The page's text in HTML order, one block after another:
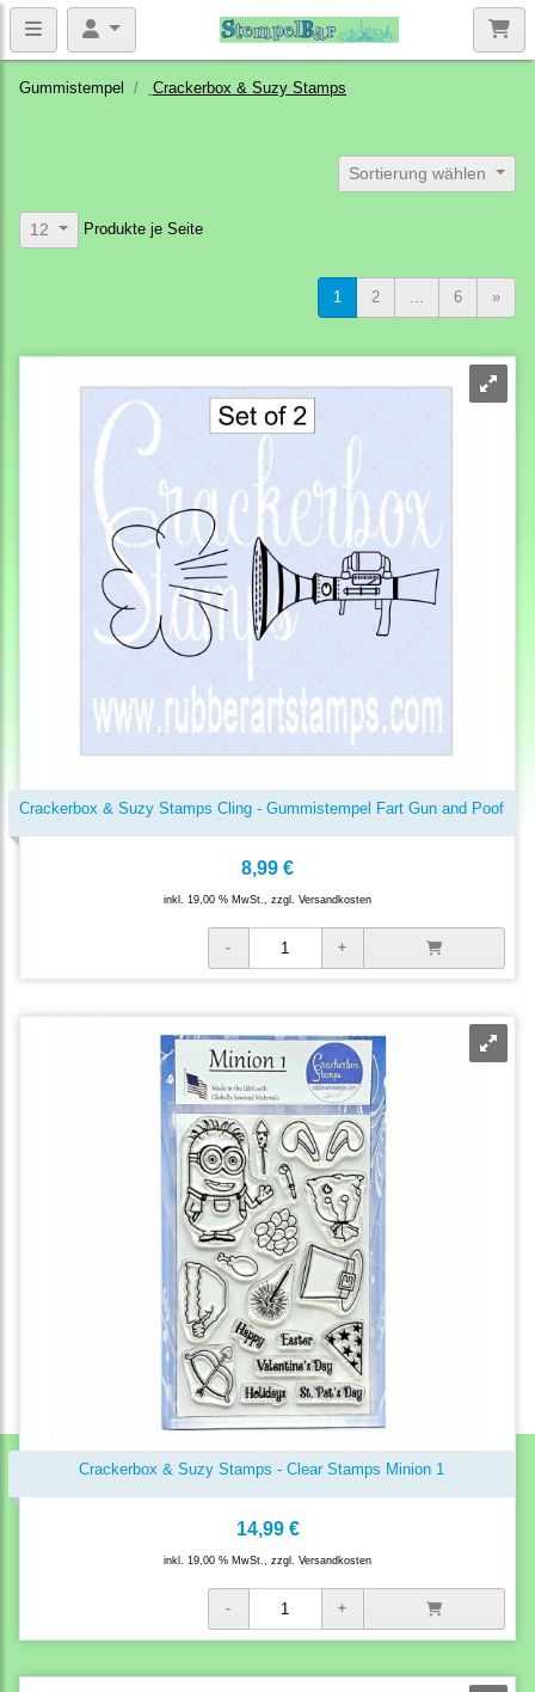
Gummistempel Crackerbox & Suzy Stamps
Sortierung wählen
12 Produkte je Seite
1 2 ... 6 »
Crackerbox & Suzy Stamps Cling - Gummistempel Fart Gun and Poof
8,99 €
inkl. 19,00 % MwSt., zzgl. Versandkosten
Crackerbox & Suzy Stamps - Clear Stamps Minion 1
14,99 €
inkl. 19,00 % MwSt., zzgl. Versandkosten